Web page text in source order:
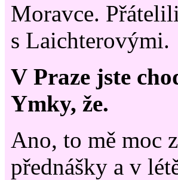
Moravce.
s Laichterovými.
V Praze jste
Ymky, že.
Ano, to mě moc
přednášky a v